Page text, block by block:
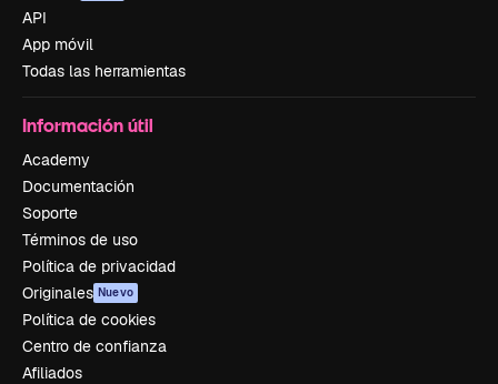
API
App móvil
Todas las herramientas
Información útil
Academy
Documentación
Soporte
Términos de uso
Política de privacidad
Originales Nuevo
Política de cookies
Centro de confianza
Afiliados